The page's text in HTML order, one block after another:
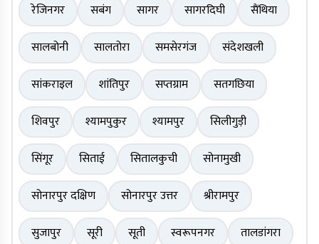
रेजिनगर
सबंग सागर सागरदिघी
सैंथिया
सालबोनी
सालतोरा समसेरगंज
संदेशखली
सांकराइल
शांतिपुर सप्तग्राम
सतगछिया
शिवपुर
श्यामपुकुर श्यामपुर
सिलीगुड़ी
सिंगूर
सिताई सितालकुची
सोनामुखी
सोनारपुर दक्षिण
सोनारपुर उत्तर
श्रीरामपुर
सुजापुर
सूरी सूती स्वरूपनगर
तालडांगरा